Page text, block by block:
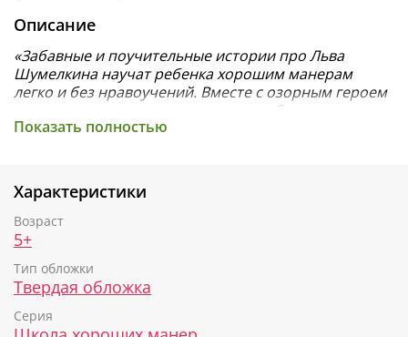
Описание
«Забавные и поучительные истории про Льва
Шумелкина научат ребенка хорошим манерам
легко и без нравоучений. Вместе с озорным героем
малыш узнает, как важно вежливо общаться с
окружающими, культурно вести себя в
«Полезные сказки. Лев Шумелкин»
поучительных историй, которые дадут ребенку ключ
к хорошим манерам и вежливому общению. Малыш
познакомится с озорным львенком и на его
примере увидит, как поступать можно, а как нельзя,
как выглядит грубое поведение со стороны, как
важно уважать окружающих и как просто быть
воспитанным.
Показать полностью
Характеристики
Возраст
5+
Тип обложки
Твердая обложка
Серия